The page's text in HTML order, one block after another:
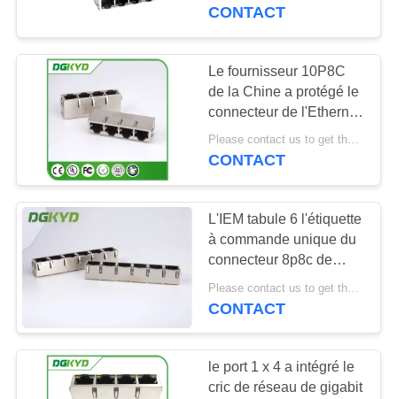
VISITE
D'USINE
CONTRÔLE
QUALITÉ
CONTACTEZ-
NOUS
DEMANDEZ
UNE
CITATION
Connecteurs
multiples du port
RJ45
101
Port RJ45 simple
127
Cat6 et montage à
CONTACT
Le fournisseur 10P8C
de la Chine a protégé le
connecteur de l'Ethernet
RJ45 de gigabit de 1 x 4
ports avec le
Please contact us to get the latest price. MOQ:1 morceau
CONTACT
L'IEM tabule 6 l'étiquette
à commande unique du
connecteur 8p8c de
l'Ethernet rj45 de port
CONTACT
le port 1 x 4 a intégré le
cric de réseau de gigabit